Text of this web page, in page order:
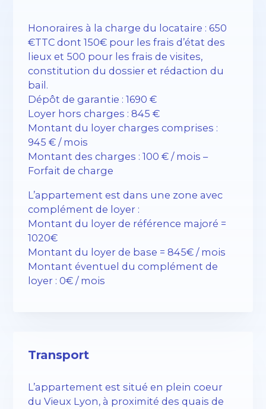
Honoraires à la charge du locataire : 650
€TTC dont 150€ pour les frais d’état des
lieux et 500 pour les frais de visites,
constitution du dossier et rédaction du
bail.
Dépôt de garantie : 1690 €
Loyer hors charges : 845 €
Montant du loyer charges comprises :
945 € / mois
Montant des charges : 100 € / mois –
Forfait de charge
L’appartement est dans une zone avec
complément de loyer :
Montant du loyer de référence majoré =
1020€
Montant du loyer de base = 845€ / mois
Montant éventuel du complément de
loyer : 0€ / mois
Transport
L’appartement est situé en plein coeur
du Vieux Lyon, à proximité des quais de